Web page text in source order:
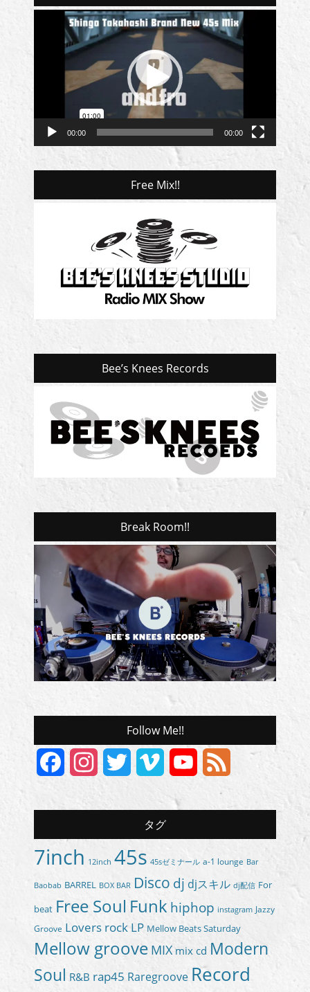
00:00 00:00
Free Mix!!
Bee’s Knees Records
Break Room!!
Follow Me!!
FacebookInstagram
Twitter Vimeo
YouTube
Channel
タグ
7inch 12inch 45s 45sゼミナール a-1 lounge Bar
Baobab BARREL BOX BAR Disco dj djスキル dj配信 For
beat Free Soul Funk hiphop instagram Jazzy
Groove Lovers rock LP Mellow Beats Saturday
Mellow groove MIX mix cd Modern
Soul R&B rap45 Raregroove Record